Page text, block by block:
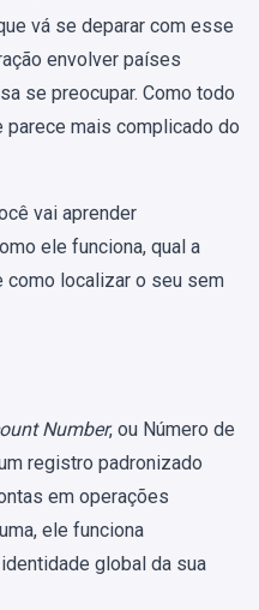
vá se deparar com esse
envolver países
se preocupar. Como todo
mais complicado do
vai aprender
ele funciona, qual a
como localizar o seu sem
Number, ou Número de
registro padronizado
em operações
ele funciona
global da sua